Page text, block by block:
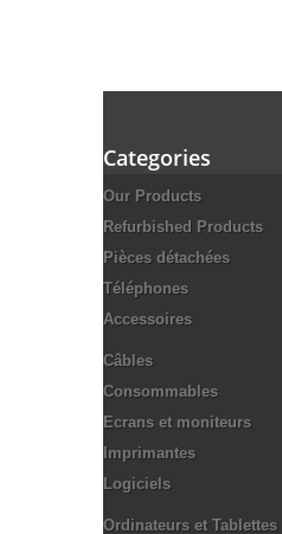
Categories
Our Products
Refurbished Products
Pièces détachées
Téléphones
Accessoires
Câbles
Consommables
Ecrans et moniteurs
Imprimantes
Logiciels
Ordinateurs et Tablettes